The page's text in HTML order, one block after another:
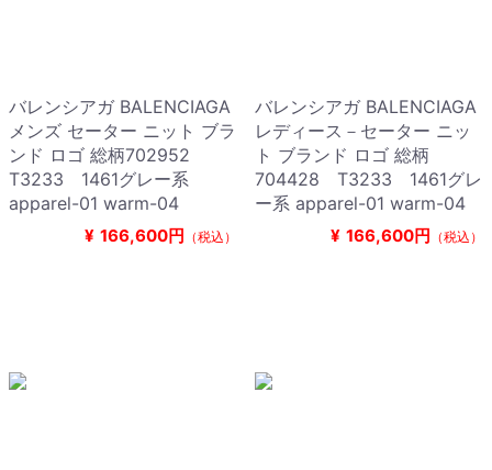
バレンシアガ BALENCIAGA
メンズ セーター ニット ブラ
ンド ロゴ 総柄702952
T3233 1461グレー系
apparel-01 warm-04
¥ 166,600円 （税込）
バレンシアガ BALENCIAGA
レディース－セーター ニッ
ト ブランド ロゴ 総柄
704428 T3233 1461グレ
ー系 apparel-01 warm-04
¥ 166,600円 （税込）